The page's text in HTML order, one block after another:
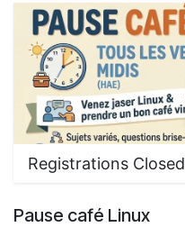
Registrations Closed
Pause café Linux